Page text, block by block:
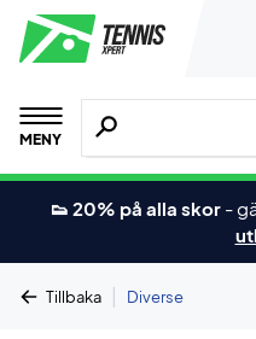
MENY
Sök efter
👟 20% på alla skor -
Tillbaka | Diverse